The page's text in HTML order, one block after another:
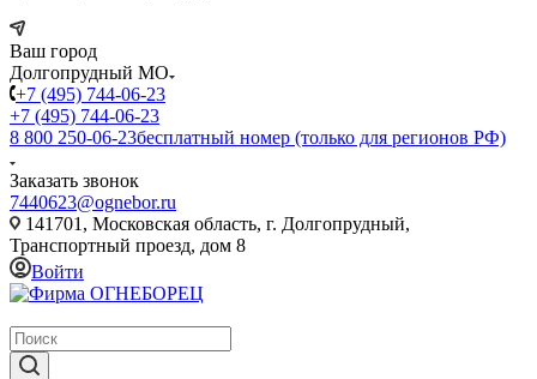
Ваш город
Долгопрудный МО
+7 (495) 744-06-23
+7 (495) 744-06-23
8 800 250-06-23бесплатный номер (только для регионов РФ)
Заказать звонок
7440623@ognebor.ru
141701, Московская область, г. Долгопрудный,
Транспортный проезд, дом 8
Войти